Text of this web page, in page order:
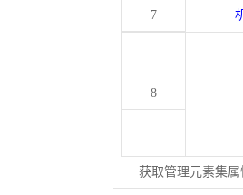
7
8
获取管理元素集